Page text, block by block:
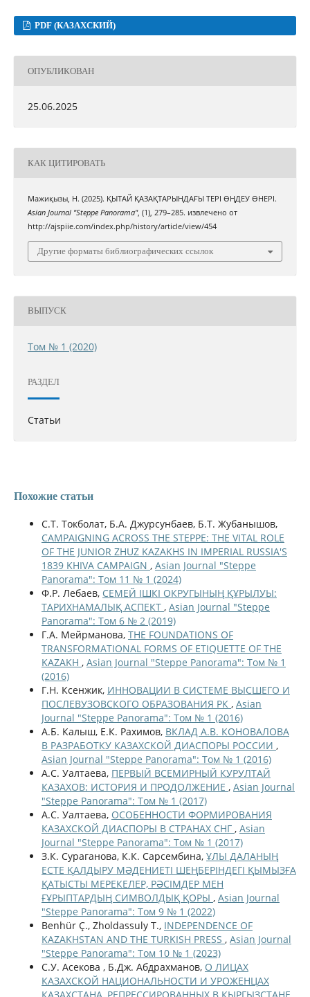
PDF (КАЗАХСКИЙ)
ОПУБЛИКОВАН
25.06.2025
КАК ЦИТИРОВАТЬ
Мажиқызы, Н. (2025). ҚЫТАЙ ҚАЗАҚТАРЫНДАҒЫ ТЕРІ ӨҢДЕУ ӨНЕРІ.
Asian Journal "Steppe Panorama", (1), 279–285. извлечено от
http://ajspiie.com/index.php/history/article/view/454
Другие форматы библиографических ссылок
ВЫПУСК
Том № 1 (2020)
РАЗДЕЛ
Статьи
Похожие статьи
С.Т. Токболат, Б.А. Джурсунбаев, Б.Т. Жубанышов,
CAMPAIGNING ACROSS THE STEPPE: THE VITAL ROLE
OF THE JUNIOR ZHUZ KAZAKHS IN IMPERIAL RUSSIA'S
1839 KHIVA CAMPAIGN , Asian Journal "Steppe
Panorama": Том 11 № 1 (2024)
Ф.Р. Лебаев, СЕМЕЙ ІШКІ ОКРУГЫНЫҢ ҚҰРЫЛУЫ:
ТАРИХНАМАЛЫҚ АСПЕКТ , Asian Journal "Steppe
Panorama": Том 6 № 2 (2019)
Г.А. Мейрманова, THE FOUNDATIONS OF
TRANSFORMATIONAL FORMS OF ETIQUETTE OF THE
KAZAKH , Asian Journal "Steppe Panorama": Том № 1
(2016)
Г.Н. Ксенжик, ИННОВАЦИИ В СИСТЕМЕ ВЫСШЕГО И
ПОСЛЕВУЗОВСКОГО ОБРАЗОВАНИЯ РК , Asian
Journal "Steppe Panorama": Том № 1 (2016)
А.Б. Калыш, Е.К. Рахимов, ВКЛАД А.В. КОНОВАЛОВА
В РАЗРАБОТКУ КАЗАХСКОЙ ДИАСПОРЫ РОССИИ ,
Asian Journal "Steppe Panorama": Том № 1 (2016)
А.С. Уалтаева, ПЕРВЫЙ ВСЕМИРНЫЙ КУРУЛТАЙ
КАЗАХОВ: ИСТОРИЯ И ПРОДОЛЖЕНИЕ , Asian Journal
"Steppe Panorama": Том № 1 (2017)
А.С. Уалтаева, ОСОБЕННОСТИ ФОРМИРОВАНИЯ
КАЗАХСКОЙ ДИАСПОРЫ В СТРАНАХ СНГ , Asian
Journal "Steppe Panorama": Том № 1 (2017)
З.К. Сураганова, К.К. Сарсембина, ҰЛЫ ДАЛАНЫҢ
ЕСТЕ ҚАЛДЫРУ МӘДЕНИЕТІ ШЕҢБЕРІНДЕГІ ҚЫМЫЗҒА
ҚАТЫСТЫ МЕРЕКЕЛЕР, РӘСІМДЕР МЕН
ҒҰРЫПТАРДЫҢ СИМВОЛДЫҚ ҚОРЫ , Asian Journal
"Steppe Panorama": Том 9 № 1 (2022)
Benhür Ç., Zholdassuly T., INDEPENDENCE OF
KAZAKHSTAN AND THE TURKISH PRESS , Asian Journal
"Steppe Panorama": Том 10 № 1 (2023)
С.У. Асекова , Б.Дж. Абдрахманов, О ЛИЦАХ
КАЗАХСКОЙ НАЦИОНАЛЬНОСТИ И УРОЖЕНЦАХ